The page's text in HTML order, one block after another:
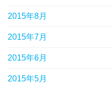
2015年8月
2015年7月
2015年6月
2015年5月